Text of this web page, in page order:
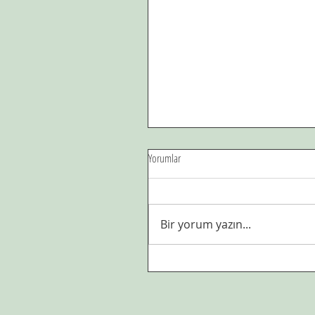
Çöl sıcagından, dağların
Yorumlar
Bir yorum yazın...